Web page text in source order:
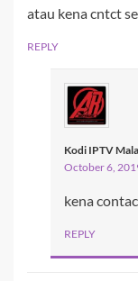
atau kena cntct
REPLY
Kodi IPTV
October 6,
kena
REPLY